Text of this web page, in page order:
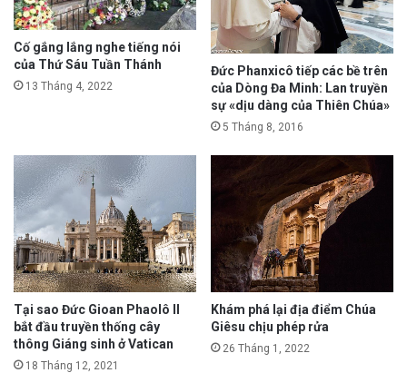
Cố gắng lắng nghe tiếng nói
của Thứ Sáu Tuần Thánh
13 Tháng 4, 2022
Đức Phanxicô tiếp các bề trên
của Dòng Đa Minh: Lan truyền
sự «dịu dàng của Thiên Chúa»
5 Tháng 8, 2016
Tại sao Đức Gioan Phaolô II
bắt đầu truyền thống cây
thông Giáng sinh ở Vatican
18 Tháng 12, 2021
Khám phá lại địa điểm Chúa
Giêsu chịu phép rửa
26 Tháng 1, 2022